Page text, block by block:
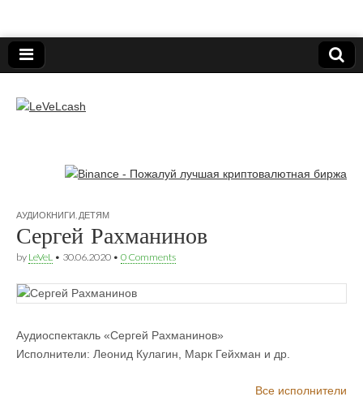
LeVeLcash
АУДИОКНИГИ ДЕТЯМ
Сергей Рахманинов
by LeVeL • 30.06.2020 • 0 Comments
Аудиоспектакль «Сергей Рахманинов»
Исполнители: Леонид Кулагин, Марк Гейхман и др.
Леонид Кулагин, Василий Буткевич, Любовь Германова, Марк
Все исполнители